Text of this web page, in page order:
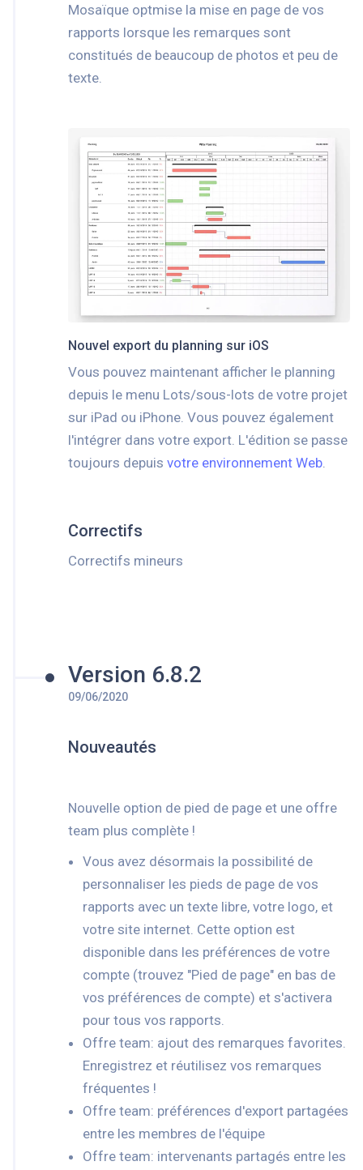
Mosaïque optmise la mise en page de vos
rapports lorsque les remarques sont
constitués de beaucoup de photos et peu de
texte.
Nouvel export du planning sur iOS
Vous pouvez maintenant afficher le planning
depuis le menu Lots/sous-lots de votre projet
sur iPad ou iPhone. Vous pouvez également
l'intégrer dans votre export. L'édition se passe
toujours depuis votre environnement Web.
Correctifs
Correctifs mineurs
Version 6.8.2
09/06/2020
Nouveautés
Nouvelle option de pied de page et une offre
team plus complète !
Vous avez désormais la possibilité de
personnaliser les pieds de page de vos
rapports avec un texte libre, votre logo, et
votre site internet. Cette option est
disponible dans les préférences de votre
compte (trouvez "Pied de page" en bas de
vos préférences de compte) et s'activera
pour tous vos rapports.
Offre team: ajout des remarques favorites.
Enregistrez et réutilisez vos remarques
fréquentes !
Offre team: préférences d'export partagées
entre les membres de l'équipe
Offre team: intervenants partagés entre les